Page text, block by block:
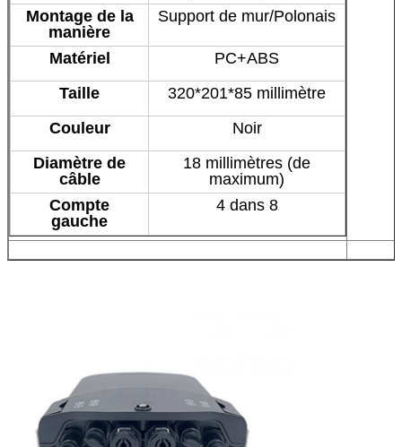
Montage de la
manière
Support de mur/Polonais
Matériel
PC+ABS
Taille
320*201*85 millimètre
Couleur
Noir
Diamètre de
câble
18 millimètres (de
maximum)
Compte
gauche
4 dans 8